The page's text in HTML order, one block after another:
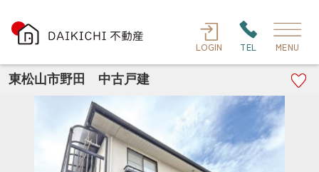
LOGIN TEL MENU
東松山市野田 中古戸建